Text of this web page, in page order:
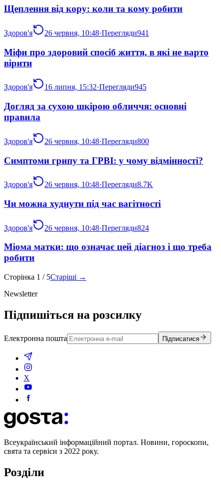
Щеплення від кору: коли та кому робити
Здоров'я 26 червня, 10:48·Перегляди941
Міфи про здоровий спосіб життя, в які не варто
вірити
Здоров'я 16 липня, 15:32·Перегляди945
Догляд за сухою шкірою обличчя: основні
правила
Здоров'я 26 червня, 10:48·Перегляди800
Симптоми грипу та ГРВІ: у чому відмінності?
Здоров'я 26 червня, 10:48·Перегляди8.7K
Чи можна худнути під час вагітності
Здоров'я 26 червня, 10:48·Перегляди824
Міома матки: що означає цей діагноз і що треба
робити
Сторінка 1 / 5Старіші →
Newsletter
Підпишіться на розсилку
Електронна пошта Підписатися
X
Всеукраїнський інформаційний портал. Новини, гороскопи,
свята та сервіси з 2022 року.
Розділи